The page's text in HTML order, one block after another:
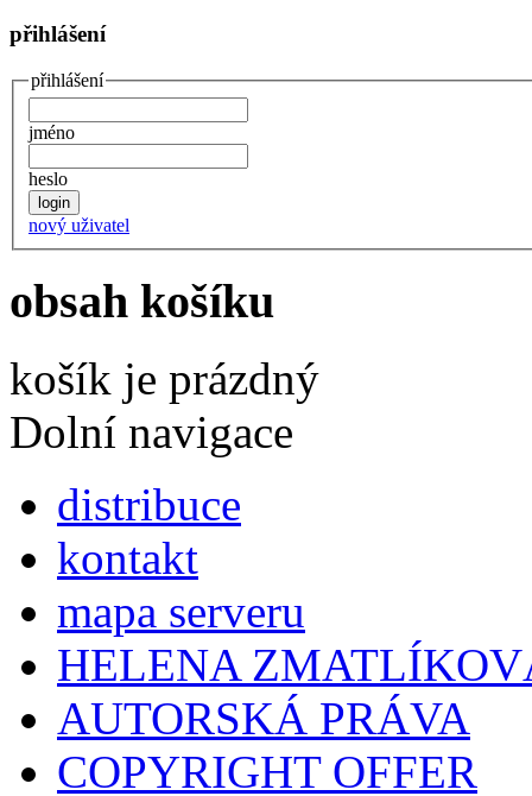
přihlášení
přihlášení
jméno
heslo
nový uživatel
obsah košíku
košík je prázdný
Dolní navigace
distribuce
kontakt
mapa serveru
HELENA
AUTORSKÁ PRÁVA
COPYRIGHT OFFER